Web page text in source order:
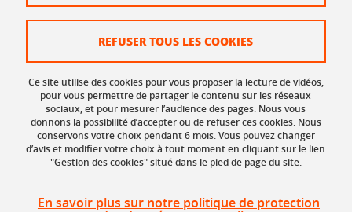
Politique des cookies
Gestion des cookies
Accessibilité : non conforme
Ce site utilise des cookies pour vous proposer la lecture de vidéos,
pour vous permettre de partager le contenu sur les réseaux
sociaux, et pour mesurer l’audience des pages. Nous vous
donnons la possibilité d’accepter ou de refuser ces cookies. Nous
conservons votre choix pendant 6 mois. Vous pouvez changer
d’avis et modifier votre choix à tout moment en cliquant sur le lien
"Gestion des cookies" situé dans le pied de page du site.
En savoir plus sur notre politique de protection
REFUSER TOUS LES COOKIES